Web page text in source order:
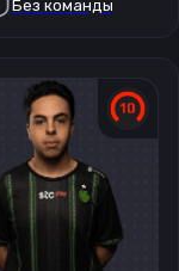
Без команды